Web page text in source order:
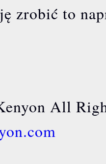
zrobić to
All